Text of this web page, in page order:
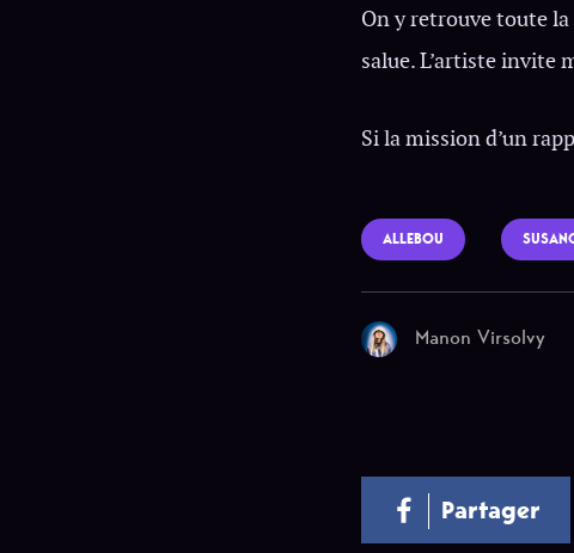
On y retrouve toute la
salue. L’artiste invite
Si la mission d’un
ALLEBOU
Manon Virsolvy
Partager